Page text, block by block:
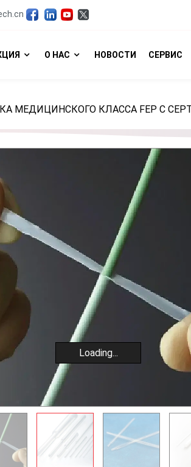
О НАС НОВОСТИ СЕРВИС
МЕДИЦИНСКОГО КЛАССА FEP С
Loading...